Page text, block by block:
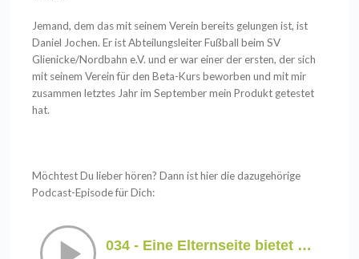
Jemand, dem das mit seinem Verein bereits gelungen ist, ist
Daniel Jochen. Er ist Abteilungsleiter Fußball beim SV
Glienicke/Nordbahn e.V. und er war einer der ersten, der sich
mit seinem Verein für den Beta-Kurs beworben und mit mir
zusammen letztes Jahr im September mein Produkt getestet
hat.
Möchtest Du lieber hören? Dann ist hier die dazugehörige
Podcast-Episode für Dich: